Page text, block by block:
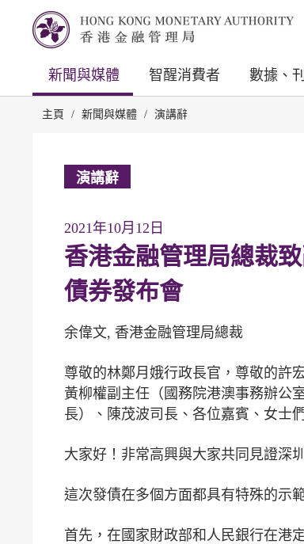
新聞與媒體 智醒消費者 數據、
主頁 / 新聞與媒體 / 演講辭
演講辭
2021年10月12日
香港金融管理局總裁
債券發布會
余偉文, 香港金融管理局總裁
尊敬的林鄭月娥行政長官，尊敬的許
黃柳權副主任（國務院港澳事務辦公
長）、陳茂波司長、各位嘉賓、女士
大家好！非常高興與大家共同見證深
這次發債在多個方面都具有特殊的示
首先，在國家財政部和人民銀行在港